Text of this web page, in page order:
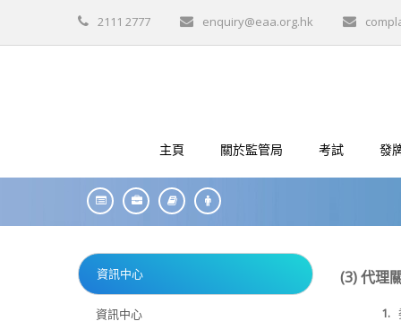
2111 2777 enquiry@eaa.org.hk
主頁 關於監管局 考試 發
資訊中心
資訊中心
(3) 代理
1.